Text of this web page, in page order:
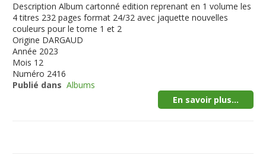
Description Album cartonné edition reprenant en 1 volume les
4 titres 232 pages format 24/32 avec jaquette nouvelles
couleurs pour le tome 1 et 2
Origine DARGAUD
Année 2023
Mois 12
Numéro 2416
Publié dans Albums
En savoir plus...